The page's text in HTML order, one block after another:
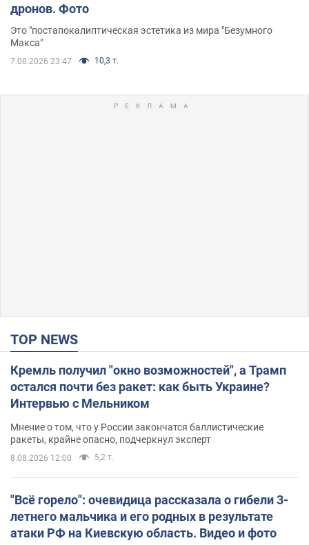
дронов. Фото
Это "постапокалиптическая эстетика из мира "Безумного
Макса"
7.08.2026 23:47 10,3 т.
TOP NEWS
Кремль получил "окно возможностей", а Трамп
остался почти без ракет: как быть Украине?
Интервью с Мельником
Мнение о том, что у России закончатся баллистические
ракеты, крайне опасно, подчеркнул эксперт
8.08.2026 12:00 5,2 т.
"Всё горело": очевидица рассказала о гибели 3-
летнего мальчика и его родных в результате
атаки РФ на Киевскую область. Видео и фото